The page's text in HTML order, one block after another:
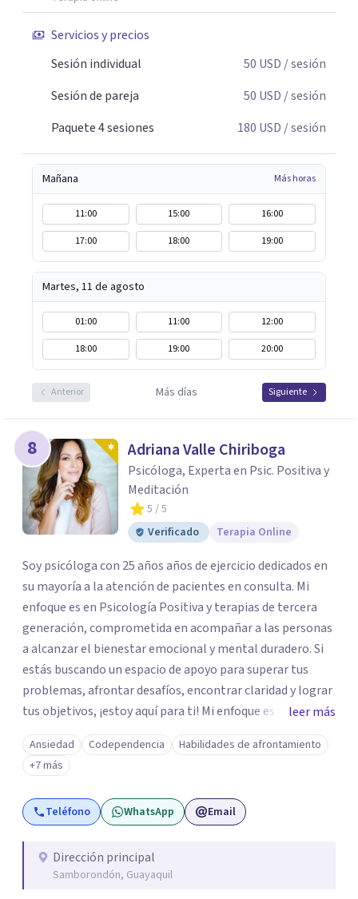
Servicios y precios
Sesión individual
50 USD / sesión
Sesión de pareja
50 USD / sesión
Paquete 4 sesiones
180 USD / sesión
Mañana Más horas
11:00 15:00
16:00
17:00
18:00 19:00
Martes, 11 de agosto
01:00 11:00
12:00
18:00
19:00 20:00
Anterior Más días Siguiente
8 Adriana Valle Chiriboga
Psicóloga, Experta en Psic. Positiva y
Meditación
5 / 5
Verificado
Terapia Online
Soy psicóloga con 25 años años de ejercicio dedicados en
su mayoría a la atención de pacientes en consulta. Mi
enfoque es en Psicología Positiva y terapias de tercera
generación, comprometida en acompañar a las personas
a alcanzar el bienestar emocional y mental duradero. Si
estás buscando un espacio de apoyo para superar tus
problemas, afrontar desafíos, encontrar claridad y lograr
tus objetivos, ¡estoy aquí para ti! Mi enfoque es empático
y colaborativo, trabajando juntos para construir un
camino hacia una vida más significativa, plena y
equilibrada.
leer más
Ansiedad Codependencia
Habilidades de afrontamiento
+7 más
Teléfono WhatsApp Email
Dirección principal
Samborondón, Guayaquil